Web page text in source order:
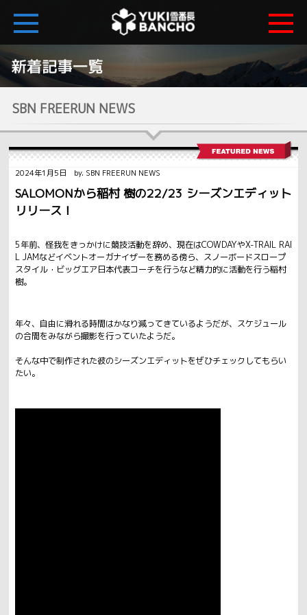
SBN FREERUN NEWS
2024年1月5日 by. SBN FREERUN NEWS
SALOMONから稲村 樹の22/23 シーズンエディット
リリース！
5年前、怪我をきっかけに競技活動を辞め、現在はCOWDAYやX-TRAIL RAI
L JAMなどイベントオーガナイザーを務める傍ら、スノーボードスロープ
スタイル・ビッグエア日本代表コーチを行うなど精力的に活動を行う稲村
樹。
年々、自由に滑れる時間はかなり減ってきているようだが、スケジュール
の合間をみながら撮影を行っていたようだ。
そんな中で制作された彼のシーズンエディットをぜひチェックしてもらい
たい。